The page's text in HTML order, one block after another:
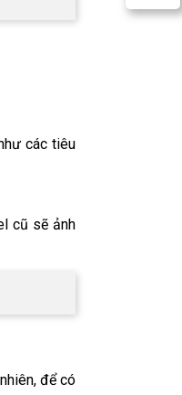
các tiêu
cũ sẽ ảnh
để có